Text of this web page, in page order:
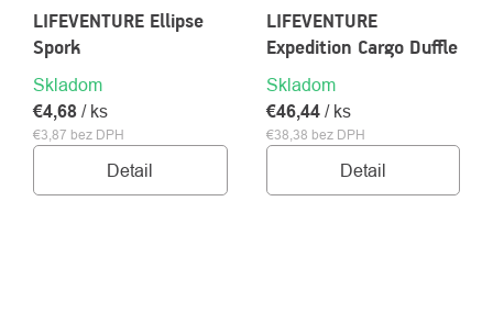
LIFEVENTURE Ellipse
Spork
Skladom
€3,87 bez DPH
€4,68 / ks
Detail
LIFEVENTURE
Expedition Cargo Duffle
Skladom
€38,38 bez DPH
€46,44 / ks
Detail